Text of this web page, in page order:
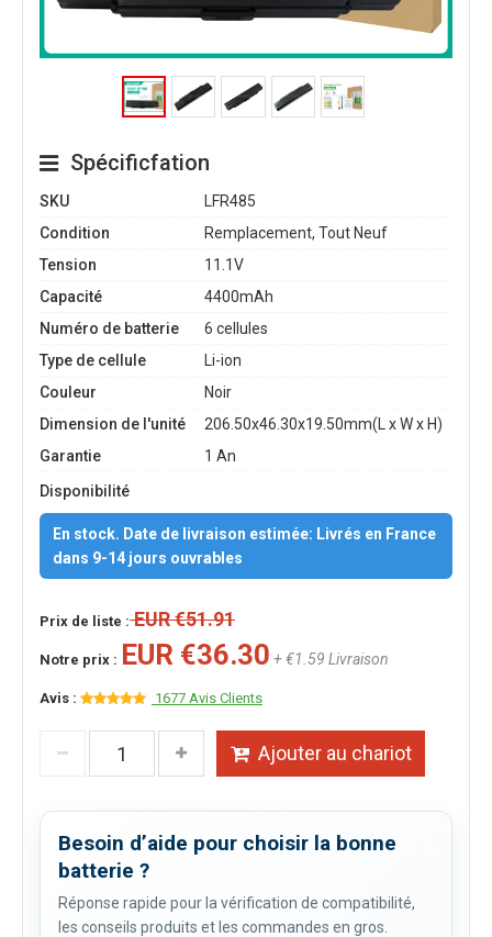
Spécificfation
SKU
LFR485
Condition
Remplacement, Tout Neuf
Tension
11.1V
Capacité
4400mAh
Numéro de batterie
6 cellules
Type de cellule
Li-ion
Couleur
Noir
Dimension de l'unité
206.50x46.30x19.50mm(L x W x H)
Garantie
1 An
Disponibilité
En stock. Date de livraison estimée: Livrés en France
dans 9-14 jours ouvrables
Prix de liste :EUR €51.91
Notre prix : EUR €36.30 + €1.59 Livraison
Avis : 1677 Avis Clients
Ajouter au chariot
Besoin d’aide pour choisir la bonne
batterie ?
Réponse rapide pour la vérification de compatibilité,
les conseils produits et les commandes en gros.